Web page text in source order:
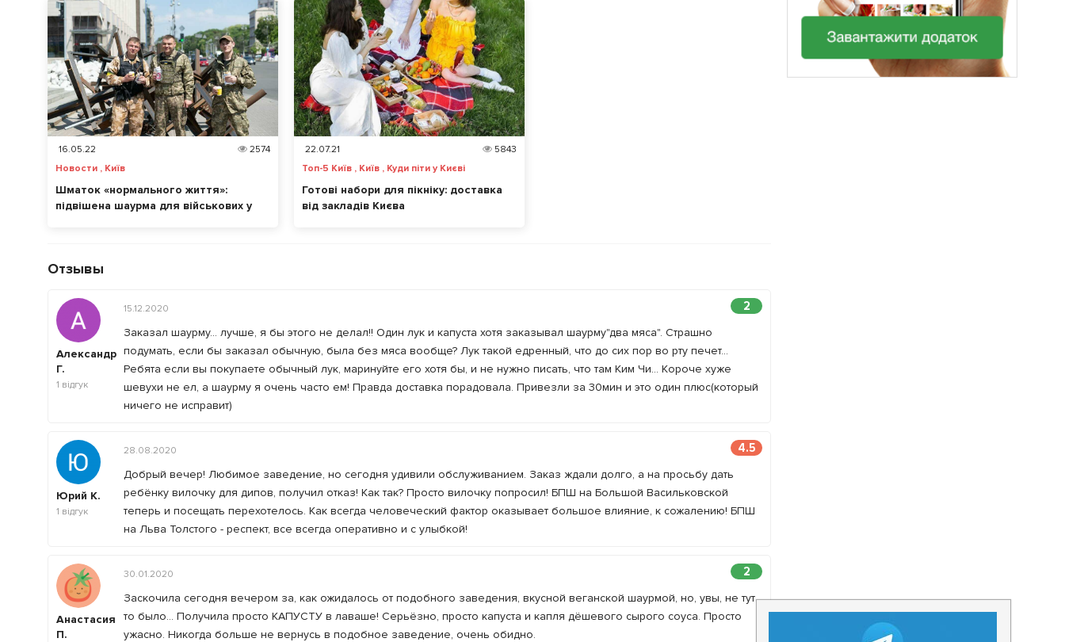
16.05.22
2574
Новости , Київ
Шматок «нормального життя»:
підвішена шаурма для військових у
22.07.21
5843
Топ-5 Київ , Київ , Куди піти у Києві
Готові набори для пікніку: доставка
від закладів Києва
Отзывы
Александр
Г.
1 відгук
2
15.12.2020
Заказал шаурму... лучше, я бы этого не делал!! Один лук и капуста хотя заказывал шаурму"два мяса". Страшно
подумать, если бы заказал обычную, была без мяса вообще? Лук такой едренный, что до сих пор во рту печет...
Ребята если вы покупаете обычный лук, маринуйте его хотя бы, и не нужно писать, что там Ким Чи... Короче хуже
шевухи не ел, а шаурму я очень часто ем! Правда доставка порадовала. Привезли за 30мин и это один плюс(который
ничего не исправит)
Юрий К.
1 відгук
4.5
28.08.2020
Добрый вечер! Любимое заведение, но сегодня удивили обслуживанием. Заказ ждали долго, а на просьбу дать
ребёнку вилочку для дипов, получил отказ! Как так? Просто вилочку попросил! БПШ на Большой Васильковской
теперь и посещать перехотелось. Как всегда человеческий фактор оказывает большое влияние, к сожалению! БПШ
на Льва Толстого - респект, все всегда оперативно и с улыбкой!
Анастасия
П.
2
30.01.2020
Заскочила сегодня вечером за, как ожидалось от подобного заведения, вкусной веганской шаурмой, но, увы, не тут
то было... Получила просто КАПУСТУ в лаваше! Серьёзно, просто капуста и капля дёшевого сырого соуса. Просто
ужасно. Никогда больше не вернусь в подобное заведение, очень обидно.